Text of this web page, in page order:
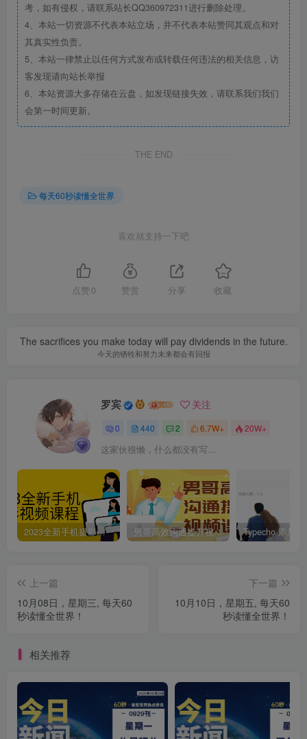
考，如有侵权，请联系站长QQ360972311进行删除处理。
4、本站一切资源不代表本站立场，并不代表本站赞同其观点和对
其真实性负责。
5、本站一律禁止以任何方式发布或转载任何违法的相关信息，访
客发现请向站长举报
6、本站资源大多存储在云盘，如发现链接失效，请联系我们我们
会第一时间更新。
THE END
每天60秒读懂全世界
喜欢就支持一下吧
点赞 0 赞赏 分享 收藏
The sacrifices you make today will pay dividends in the future.
今天的牺牲和努力未来都会有回报
罗宾 关注
0 440 2 6.7W+ 20W+
这家伙很懒，什么都没有写...
2023全新手机摄影视频课程 男哥高效沟通提升视频课程
上一篇
10月08日，星期三, 每天60
秒读懂全世界！
下一篇
10月10日，星期五, 每天60
秒读懂全世界！
相关推荐